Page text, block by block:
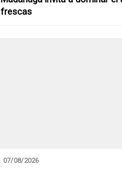
frescas
07/08/2026